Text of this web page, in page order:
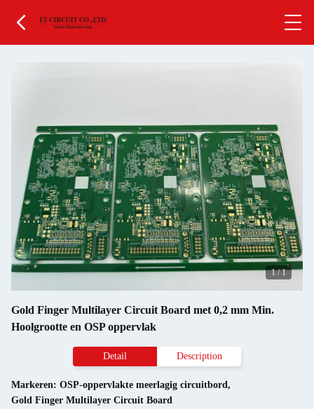
1/1
Gold Finger Multilayer Circuit Board met 0,2 mm Min.
Hoolgrootte en OSP oppervlak
Detail Description
Markeren: OSP-oppervlakte meerlagig circuitbord,
Gold Finger Multilayer Circuit Board